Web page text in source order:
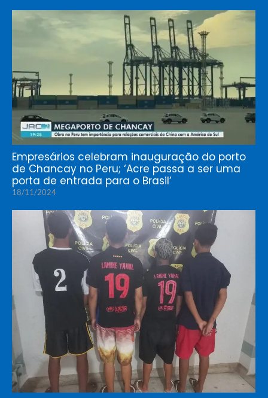
Empresários celebram inauguração do porto
de Chancay no Peru; ‘Acre passa a ser uma
porta de entrada para o Brasil’
18/11/2024